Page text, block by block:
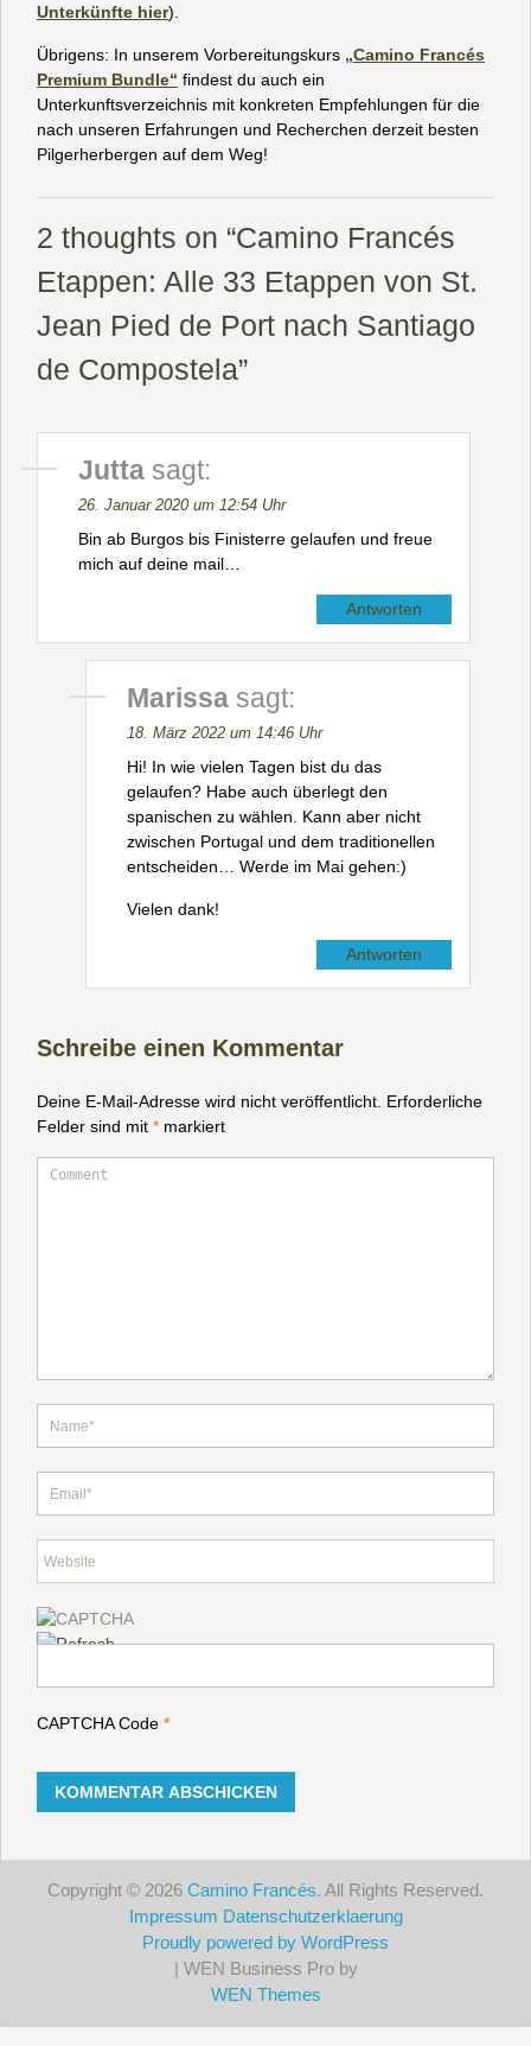
Unterkünfte hier).
Übrigens: In unserem Vorbereitungskurs „Camino Francés
Premium Bundle“ findest du auch ein
Unterkunftsverzeichnis mit konkreten Empfehlungen für die
nach unseren Erfahrungen und Recherchen derzeit besten
Pilgerherbergen auf dem Weg!
2 thoughts on “Camino Francés
Etappen: Alle 33 Etappen von St.
Jean Pied de Port nach Santiago
de Compostela”
Jutta sagt:
26. Januar 2020 um 12:54 Uhr
Bin ab Burgos bis Finisterre gelaufen und freue
mich auf deine mail…
Antworten
Marissa sagt:
18. März 2022 um 14:46 Uhr
Hi! In wie vielen Tagen bist du das
gelaufen? Habe auch überlegt den
spanischen zu wählen. Kann aber nicht
zwischen Portugal und dem traditionellen
entscheiden… Werde im Mai gehen:)
Vielen dank!
Antworten
Schreibe einen Kommentar
Deine E-Mail-Adresse wird nicht veröffentlicht. Erforderliche
Felder sind mit * markiert
CAPTCHA Code *
Copyright © 2026 Camino Francés. All Rights Reserved.
Impressum Datenschutzerklaerung
Proudly powered by WordPress
| WEN Business Pro by
WEN Themes